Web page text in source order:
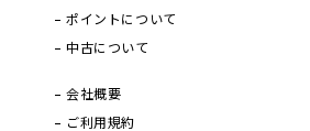
ポイントについて
中古について
会社概要
ご利用規約